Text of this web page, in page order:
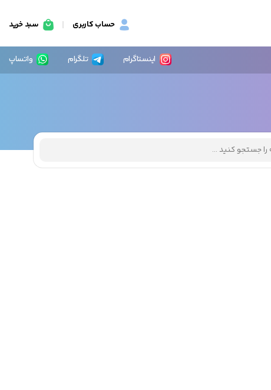
حساب کاربری سبد خرید
اینستاگرام تلگرام واتساپ